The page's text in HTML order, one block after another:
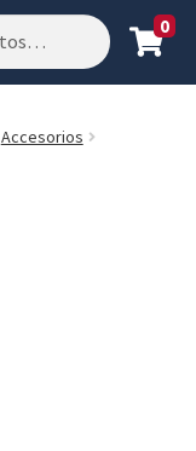
0
Accesorios